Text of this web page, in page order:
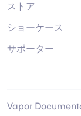
ストア
ショーケース
サポーター
Vapor